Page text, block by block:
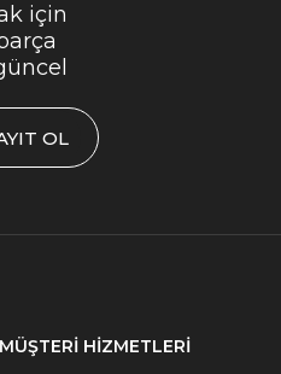
için
OL
MÜŞTERİ HİZMETLERİ